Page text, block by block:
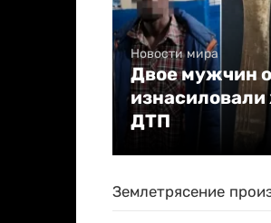
Новости мира
Двое мужчин
ДТП
Землетрясение